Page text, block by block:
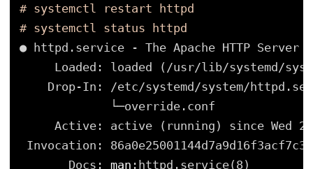
# systemctl restart httpd
# systemctl status httpd
● httpd.service - The Apache HTTP Server
Loaded: loaded ( /usr/lib/systemd/
Drop-In: /etc/systemd/system/httpd
└─override.conf
Active: active (running) since Wed
Invocation:
Docs: man :httpd.service(8)